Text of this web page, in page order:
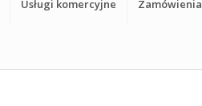
Usługi komercyjne